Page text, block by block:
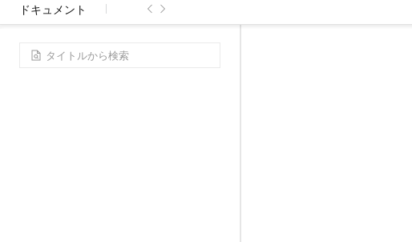
ドキュメント